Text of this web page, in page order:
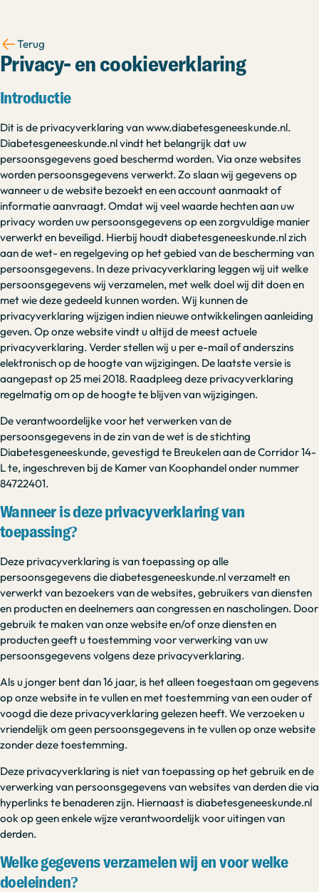
Terug
Privacy- en cookieverklaring
Introductie
Dit is de privacyverklaring van www.diabetesgeneeskunde.nl.
Diabetesgeneeskunde.nl vindt het belangrijk dat uw
persoonsgegevens goed beschermd worden. Via onze websites
worden persoonsgegevens verwerkt. Zo slaan wij gegevens op
wanneer u de website bezoekt en een account aanmaakt of
informatie aanvraagt. Omdat wij veel waarde hechten aan uw
privacy worden uw persoonsgegevens op een zorgvuldige manier
verwerkt en beveiligd. Hierbij houdt diabetesgeneeskunde.nl zich
aan de wet- en regelgeving op het gebied van de bescherming van
persoonsgegevens. In deze privacyverklaring leggen wij uit welke
persoonsgegevens wij verzamelen, met welk doel wij dit doen en
met wie deze gedeeld kunnen worden. Wij kunnen de
privacyverklaring wijzigen indien nieuwe ontwikkelingen aanleiding
geven. Op onze website vindt u altijd de meest actuele
privacyverklaring. Verder stellen wij u per e-mail of anderszins
elektronisch op de hoogte van wijzigingen. De laatste versie is
aangepast op 25 mei 2018. Raadpleeg deze privacyverklaring
regelmatig om op de hoogte te blijven van wijzigingen.
De verantwoordelijke voor het verwerken van de
persoonsgegevens in de zin van de wet is de stichting
Diabetesgeneeskunde, gevestigd te Breukelen aan de Corridor 14-
L te, ingeschreven bij de Kamer van Koophandel onder nummer
84722401.
Wanneer is deze privacyverklaring van
toepassing?
Deze privacyverklaring is van toepassing op alle
persoonsgegevens die diabetesgeneeskunde.nl verzamelt en
verwerkt van bezoekers van de websites, gebruikers van diensten
en producten en deelnemers aan congressen en nascholingen. Door
gebruik te maken van onze website en/of onze diensten en
producten geeft u toestemming voor verwerking van uw
persoonsgegevens volgens deze privacyverklaring.
Als u jonger bent dan 16 jaar, is het alleen toegestaan om gegevens
op onze website in te vullen en met toestemming van een ouder of
voogd die deze privacyverklaring gelezen heeft. We verzoeken u
vriendelijk om geen persoonsgegevens in te vullen op onze website
zonder deze toestemming.
Deze privacyverklaring is niet van toepassing op het gebruik en de
verwerking van persoonsgegevens van websites van derden die via
hyperlinks te benaderen zijn. Hiernaast is diabetesgeneeskunde.nl
ook op geen enkele wijze verantwoordelijk voor uitingen van
derden.
Welke gegevens verzamelen wij en voor welke
doeleinden?